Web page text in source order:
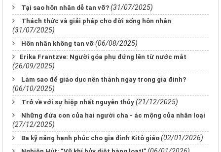
Tại sao hôn nhân dễ tan vỡ? (31/07/2025)
Thách thức và giải pháp cho đời sống hôn nhân
(31/07/2025)
Hôn nhân không tan vỡ (06/08/2025)
​​​​​​​Erika Frantzve: Người góa phụ đứng lên từ nước mắt
(26/09/2025)
Làm sao để giáo dục nên thánh ngay trong gia đình?
(06/10/2025)
Trở về với sự hiệp nhất nguyên thủy (21/12/2025)
Những đứa con của hai người cha - ác mộng của nhân loại
(27/12/2025)
Ba kỹ năng hạnh phúc cho gia đình Kitô giáo (02/01/2026)